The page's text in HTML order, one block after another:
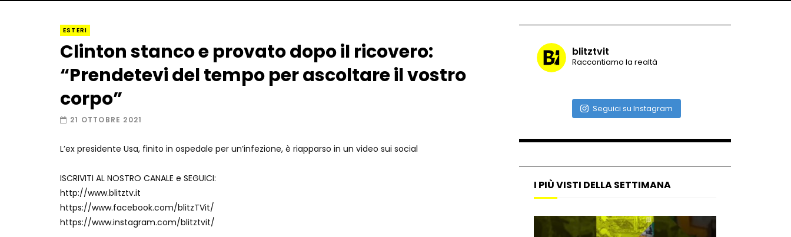
dopo incidente
Nei casinò arriva il cambio
ESTERI
Clinton stanco e provato dopo il ricovero:
“Prendetevi del tempo per ascoltare il vostro
corpo”
21 OTTOBRE 2021
L’ex presidente Usa, finito in ospedale per un’infezione, è riapparso in un video sui social
ISCRIVITI AL NOSTRO CANALE e SEGUICI:
http://www.blitztv.it
https://www.facebook.com/blitzTVit/
https://www.instagram.com/blitztvit/
blitztvit
Raccontiamo la realtà
Seguici su Instagram
I PIÙ VISTI DELLA SETTIMANA